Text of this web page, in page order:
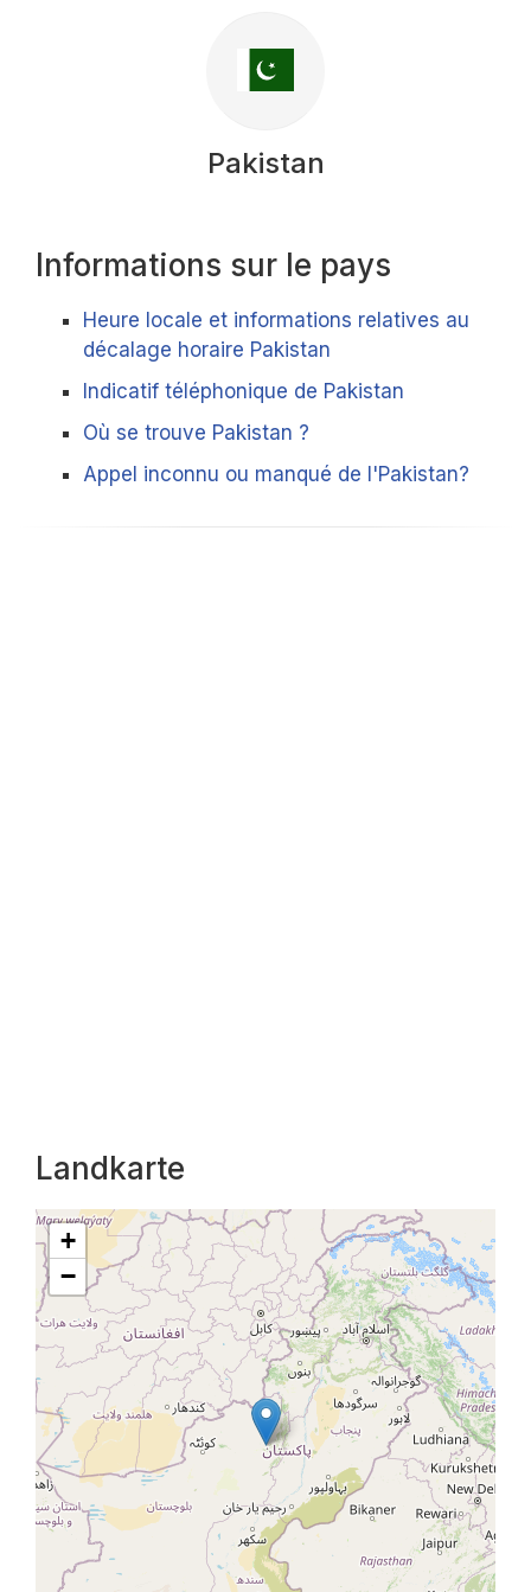
Pakistan
Informations sur le pays
Heure locale et informations relatives au
décalage horaire Pakistan
Indicatif téléphonique de Pakistan
Où se trouve Pakistan ?
Appel inconnu ou manqué de l'Pakistan?
Landkarte
+
−